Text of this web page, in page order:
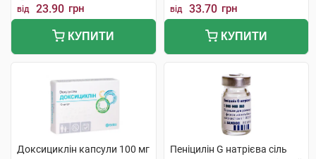
від 23.90 грн
КУПИТИ
від 33.70 грн
КУПИТИ
Доксициклін капсули 100 мг
Пеніцилін G натрієва сіль